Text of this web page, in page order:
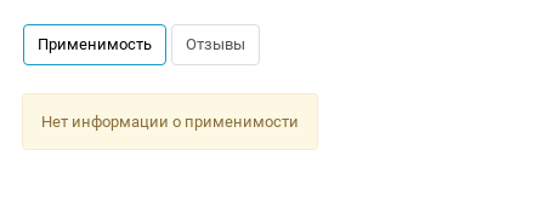
Применимость Отзывы
Нет информации о применимости